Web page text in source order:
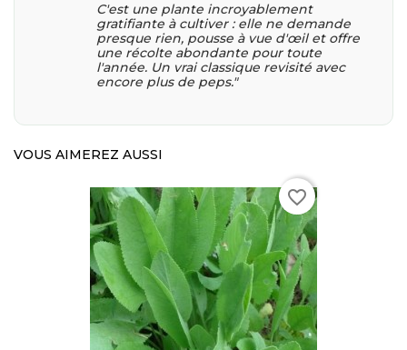
C'est une plante incroyablement
gratifiante à cultiver : elle ne demande
presque rien, pousse à vue d'œil et offre
une récolte abondante pour toute
l'année. Un vrai classique revisité avec
encore plus de peps."
VOUS AIMEREZ AUSSI
favorite_border